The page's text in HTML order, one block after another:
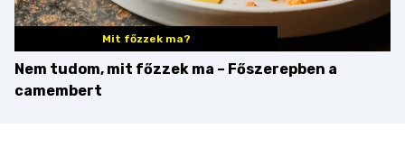
Mit főzzek ma?
Nem tudom, mit főzzek ma – Főszerepben a
camembert